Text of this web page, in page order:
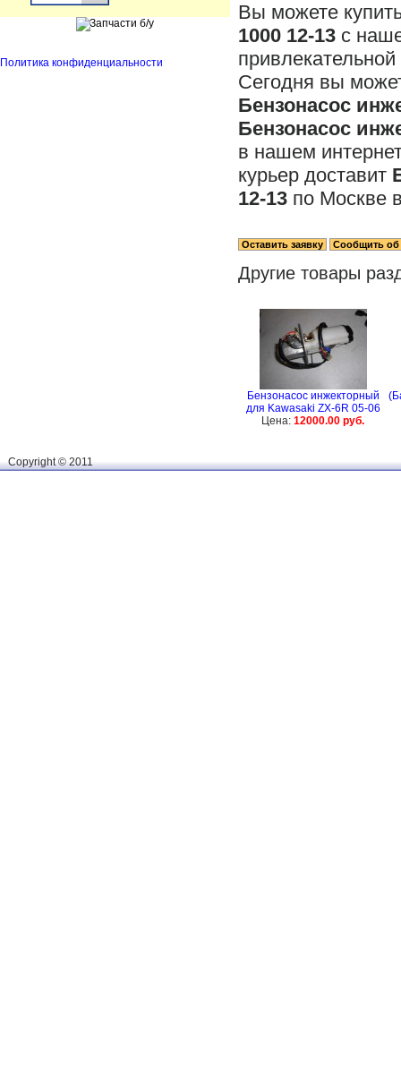
Вы можете
1000 12-13 с
Сегодня вы
Бензонасос
Бензонасос
в нашем
курьер доставит
12-13 по Москве
Другие товары
Бензонасос инжекторный
для Kawasaki ZX-6R 05-06
Цена:12000.00 руб.
Политика конфиденциальности
Сopyright © 2011